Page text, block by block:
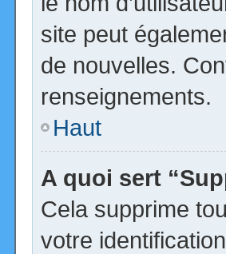
site peut
de nouvelles.
renseignements.
Haut
A quoi sert
Cela supprime
votre